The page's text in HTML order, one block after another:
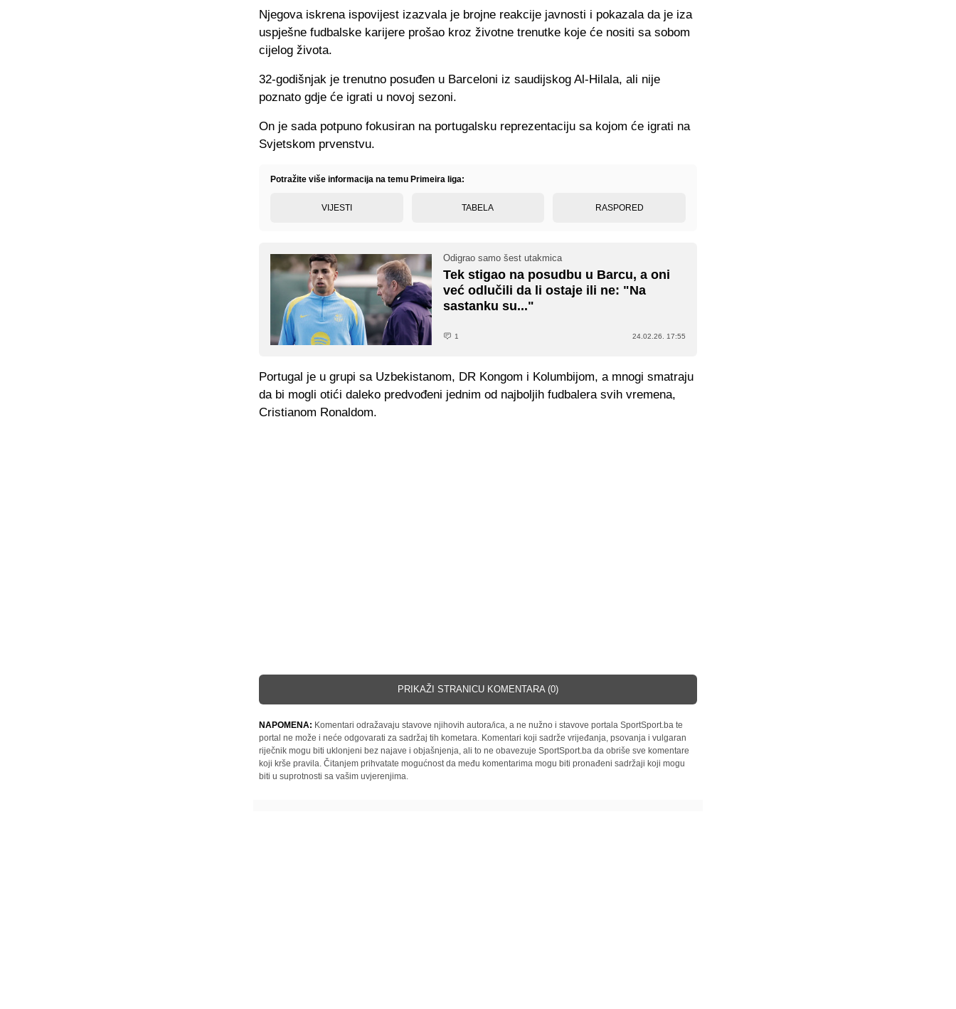
Njegova iskrena ispovijest izazvala je brojne reakcije javnosti i pokazala da je iza
uspješne fudbalske karijere prošao kroz životne trenutke koje će nositi sa sobom
cijelog života.
32-godišnjak je trenutno posuđen u Barceloni iz saudijskog Al-Hilala, ali nije
poznato gdje će igrati u novoj sezoni.
On je sada potpuno fokusiran na portugalsku reprezentaciju sa kojom će igrati na
Svjetskom prvenstvu.
Potražite više informacija na temu Primeira liga:
VIJESTI TABELA RASPORED
Odigrao samo šest utakmica
Tek stigao na posudbu u Barcu, a oni
već odlučili da li ostaje ili ne: "Na
sastanku su..."
1 24.02.26. 17:55
Portugal je u grupi sa Uzbekistanom, DR Kongom i Kolumbijom, a mnogi smatraju
da bi mogli otići daleko predvođeni jednim od najboljih fudbalera svih vremena,
Cristianom Ronaldom.
PRIKAŽI STRANICU KOMENTARA (0)
NAPOMENA: Komentari odražavaju stavove njihovih autora/ica, a ne nužno i stavove portala SportSport.ba te
portal ne može i neće odgovarati za sadržaj tih kometara. Komentari koji sadrže vrijeđanja, psovanja i vulgaran
riječnik mogu biti uklonjeni bez najave i objašnjenja, ali to ne obavezuje SportSport.ba da obriše sve komentare
koji krše pravila. Čitanjem prihvatate mogućnost da među komentarima mogu biti pronađeni sadržaji koji mogu
biti u suprotnosti sa vašim uvjerenjima.